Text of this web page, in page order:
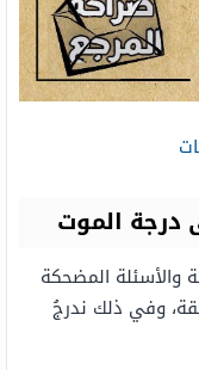
درجة الموت
والأسئلة المضحكة
وفي ذلك ندرجُ